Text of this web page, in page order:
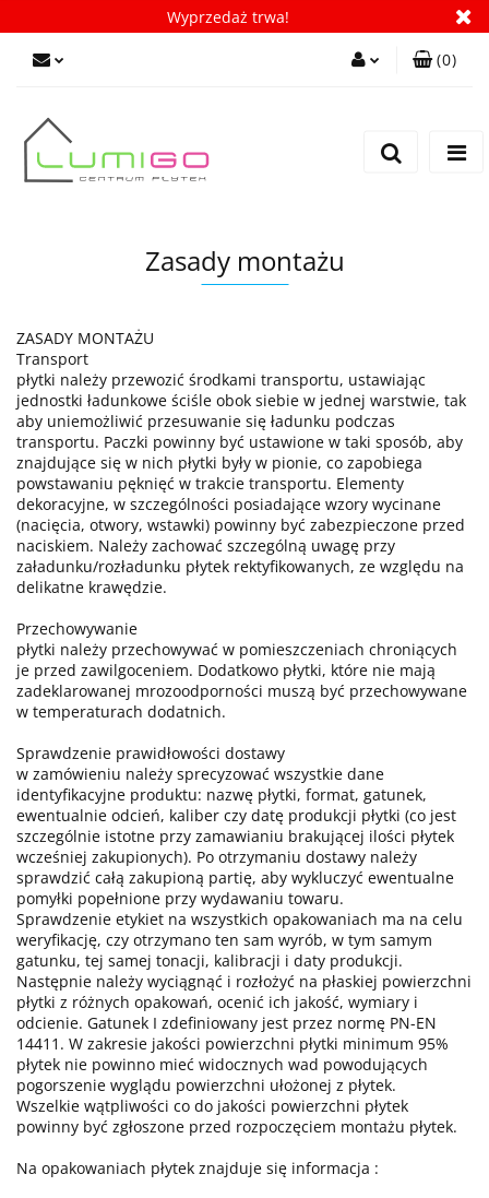
Wyprzedaż trwa!
(0)
Zasady montażu
ZASADY MONTAŻU
Transport
płytki należy przewozić środkami transportu, ustawiając
jednostki ładunkowe ściśle obok siebie w jednej warstwie, tak
aby uniemożliwić przesuwanie się ładunku podczas
transportu. Paczki powinny być ustawione w taki sposób, aby
znajdujące się w nich płytki były w pionie, co zapobiega
powstawaniu pęknięć w trakcie transportu. Elementy
dekoracyjne, w szczególności posiadające wzory wycinane
(nacięcia, otwory, wstawki) powinny być zabezpieczone przed
naciskiem. Należy zachować szczególną uwagę przy
załadunku/rozładunku płytek rektyfikowanych, ze względu na
delikatne krawędzie.
Przechowywanie
płytki należy przechowywać w pomieszczeniach chroniących
je przed zawilgoceniem. Dodatkowo płytki, które nie mają
zadeklarowanej mrozoodporności muszą być przechowywane
w temperaturach dodatnich.
Sprawdzenie prawidłowości dostawy
w zamówieniu należy sprecyzować wszystkie dane
identyfikacyjne produktu: nazwę płytki, format, gatunek,
ewentualnie odcień, kaliber czy datę produkcji płytki (co jest
szczególnie istotne przy zamawianiu brakującej ilości płytek
wcześniej zakupionych). Po otrzymaniu dostawy należy
sprawdzić całą zakupioną partię, aby wykluczyć ewentualne
pomyłki popełnione przy wydawaniu towaru.
Sprawdzenie etykiet na wszystkich opakowaniach ma na celu
weryfikację, czy otrzymano ten sam wyrób, w tym samym
gatunku, tej samej tonacji, kalibracji i daty produkcji.
Następnie należy wyciągnąć i rozłożyć na płaskiej powierzchni
płytki z różnych opakowań, ocenić ich jakość, wymiary i
odcienie. Gatunek I zdefiniowany jest przez normę PN-EN
14411. W zakresie jakości powierzchni płytki minimum 95%
płytek nie powinno mieć widocznych wad powodujących
pogorszenie wyglądu powierzchni ułożonej z płytek.
Wszelkie wątpliwości co do jakości powierzchni płytek
powinny być zgłoszone przed rozpoczęciem montażu płytek.
Na opakowaniach płytek znajduje się informacja :